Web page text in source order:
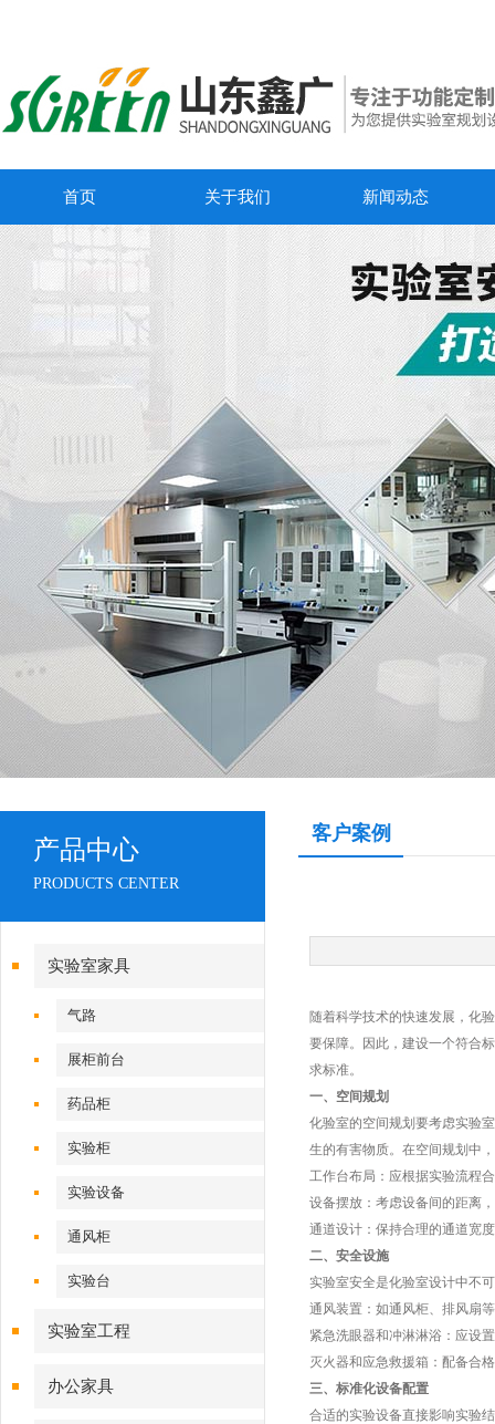
首页 关于我们 新闻动态
产品中心
PRODUCTS CENTER
实验室家具
气路
展柜前台
药品柜
实验柜
实验设备
通风柜
实验台
实验室工程
办公家具
客户案例
随着科学技术的快速发展，化
要保障。因此，建设一个符合
求标准。
一、空间规划
化验室的空间规划要考虑实验
生的有害物质。在空间规划中
工作台布局：应根据实验流程
设备摆放：考虑设备间的距离
通道设计：保持合理的通道宽
二、安全设施
实验室安全是化验室设计中不
通风装置：如通风柜、排风扇
紧急洗眼器和冲淋淋浴：应设
灭火器和应急救援箱：配备合
三、标准化设备配置
合适的实验设备直接影响实验